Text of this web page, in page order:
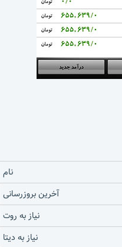
نام
آخرین بروزرسانی
نیاز به روت
نیاز به دیتا